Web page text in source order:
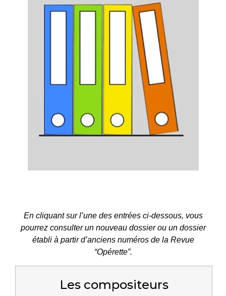
En cliquant sur l’une des entrées ci-dessous, vous
pourrez consulter un nouveau dossier ou un dossier
établi à partir d’anciens numéros de la Revue
“Opérette”.
Les compositeurs